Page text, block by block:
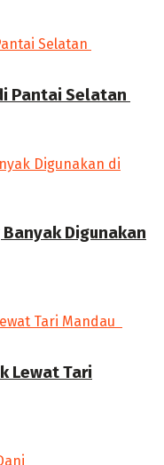
Pantai Selatan
Digunakan
Lewat Tari